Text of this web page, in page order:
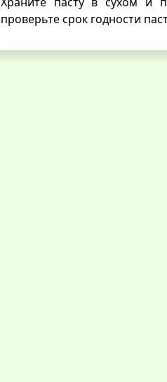
проверьте срок годности